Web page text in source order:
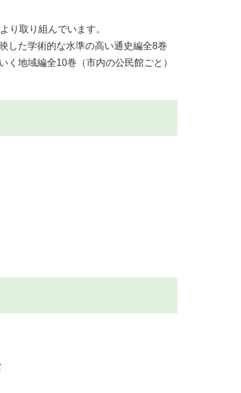
り取り組んでいます。
した学術的な水準の高い通史編全8巻
地域編全10巻（市内の公民館ごと）